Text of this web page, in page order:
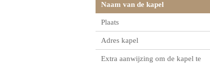
Naam van de kapel
Plaats
Adres kapel
Extra aanwijzing om de kapel te